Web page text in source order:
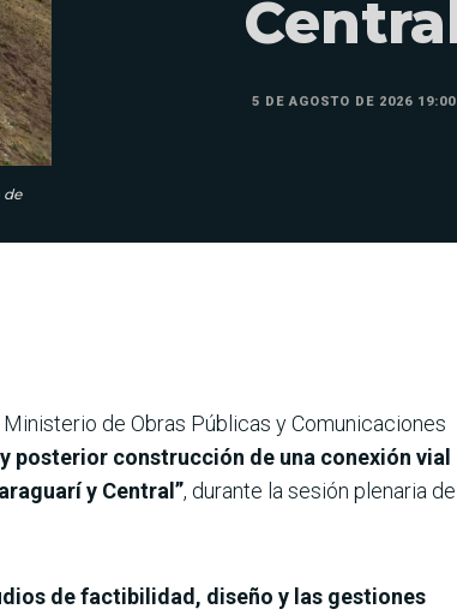
de
Central
5 DE AGOSTO DE 2026 19:00
Ministerio de Obras Públicas y Comunicaciones
posterior construcción de una conexión vial
y Central”, durante la sesión plenaria de
de factibilidad, diseño y las gestiones